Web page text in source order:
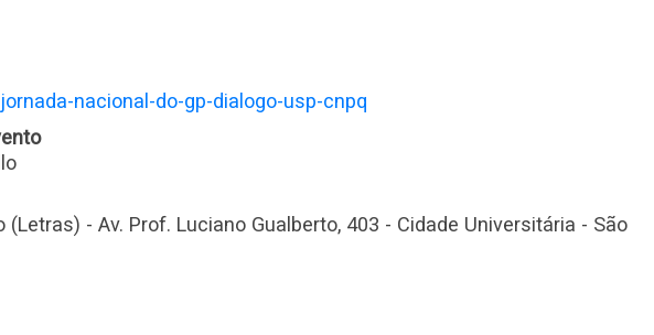
nacional-do-gp-dialogo-usp-cnpq
- Av. Prof. Luciano Gualberto, 403 - Cidade Universitária - São